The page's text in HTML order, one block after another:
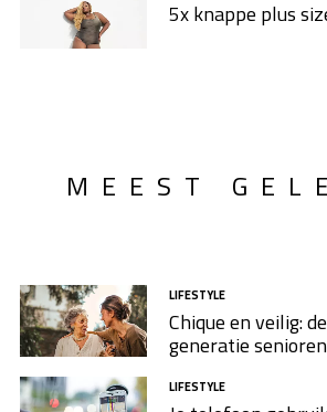
5x knappe plus
MEEST
LIFESTYLE
Chique en veilig:
generatie
LIFESTYLE